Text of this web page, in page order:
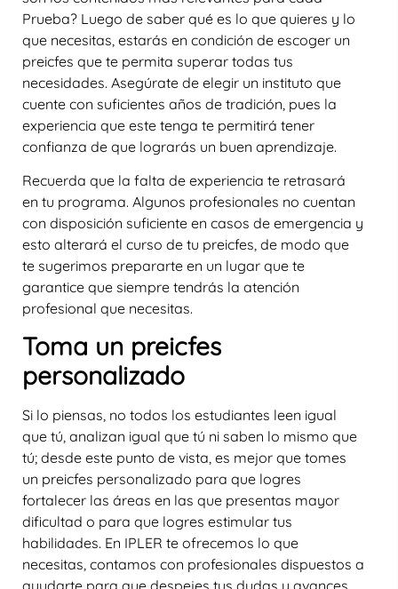
Prueba? Luego de saber qué es lo que quieres y lo
que necesitas, estarás en condición de escoger un
preicfes que te permita superar todas tus
necesidades. Asegúrate de elegir un instituto que
cuente con suficientes años de tradición, pues la
experiencia que este tenga te permitirá tener
confianza de que lograrás un buen aprendizaje.
Recuerda que la falta de experiencia te retrasará
en tu programa. Algunos profesionales no cuentan
con disposición suficiente en casos de emergencia y
esto alterará el curso de tu preicfes, de modo que
te sugerimos prepararte en un lugar que te
garantice que siempre tendrás la atención
profesional que necesitas.
Toma un preicfes
personalizado
Si lo piensas, no todos los estudiantes leen igual
que tú, analizan igual que tú ni saben lo mismo que
tú; desde este punto de vista, es mejor que tomes
un preicfes personalizado para que logres
fortalecer las áreas en las que presentas mayor
dificultad o para que logres estimular tus
habilidades. En IPLER te ofrecemos lo que
necesitas, contamos con profesionales dispuestos a